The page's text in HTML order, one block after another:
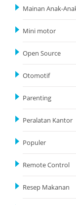
Mainan Anak-
Mini motor
Open Source
Otomotif
Parenting
Peralatan Kantor
Populer
Remote Control
Resep Makanan